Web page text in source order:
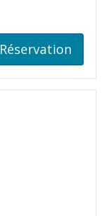
Réservation